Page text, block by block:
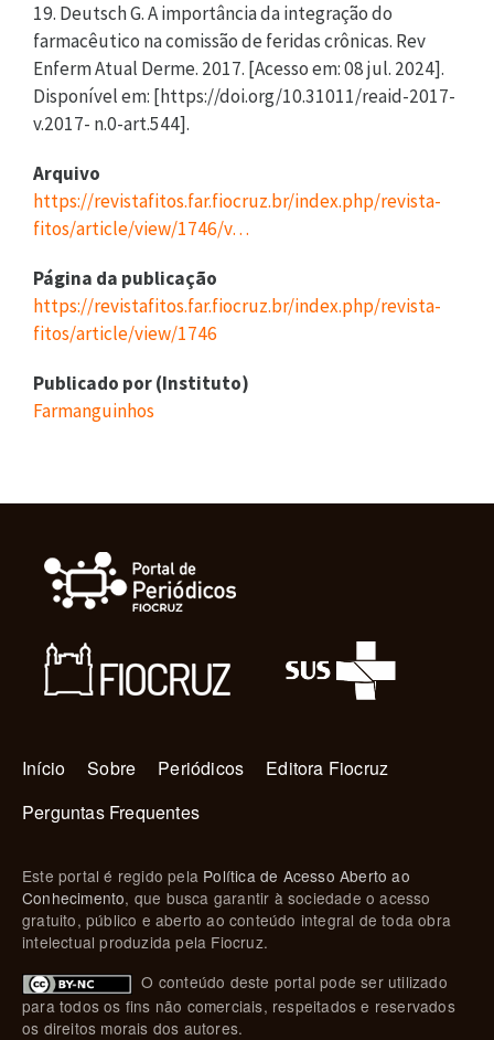
19. Deutsch G. A importância da integração do
farmacêutico na comissão de feridas crônicas. Rev
Enferm Atual Derme. 2017. [Acesso em: 08 jul. 2024].
Disponível em: [https://doi.org/10.31011/reaid-2017-
v.2017- n.0-art.544].
Arquivo
https://revistafitos.far.fiocruz.br/index.php/revista-
fitos/article/view/1746/v…
Página da publicação
https://revistafitos.far.fiocruz.br/index.php/revista-
fitos/article/view/1746
Publicado por (Instituto)
Farmanguinhos
Navegação principal
Início Sobre Periódicos
Editora Fiocruz
Perguntas Frequentes
Este portal é regido pela Política de Acesso Aberto ao
Conhecimento, que busca garantir à sociedade o acesso
gratuito, público e aberto ao conteúdo integral de toda obra
intelectual produzida pela Fiocruz.
O conteúdo deste portal pode ser utilizado
para todos os fins não comerciais, respeitados e reservados
os direitos morais dos autores.